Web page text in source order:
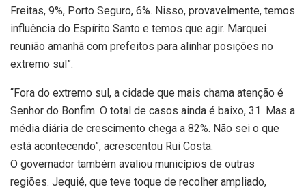
Freitas, 9%, Porto Seguro, 6%. Nisso, provavelmente, temos
influência do Espírito Santo e temos que agir. Marquei
reunião amanhã com prefeitos para alinhar posições no
extremo sul”.
“Fora do extremo sul, a cidade que mais chama atenção é
Senhor do Bonfim. O total de casos ainda é baixo, 31. Mas a
média diária de crescimento chega a 82%. Não sei o que
está acontecendo”, acrescentou Rui Costa.
O governador também avaliou municípios de outras
regiões. Jequié, que teve toque de recolher ampliado,